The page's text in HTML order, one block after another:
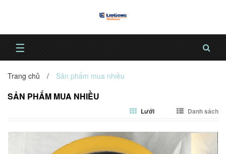
☰
Trang chủ / Sản phẩm mua nhiều
SẢN PHẨM MUA NHIỀU
Lưới Danh sách